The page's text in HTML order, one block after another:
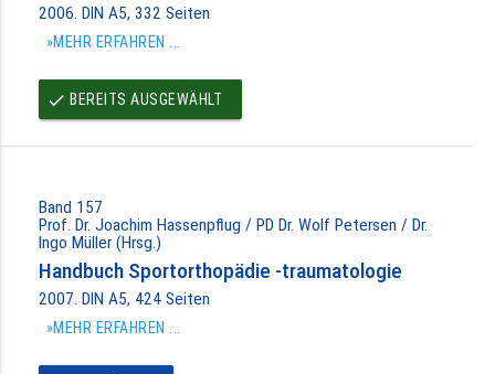
2006. DIN A5, 332 Seiten
»MEHR ERFAHREN ...
done BEREITS AUSGEWÄHLT
Band 157
Prof. Dr. Joachim Hassenpflug / PD Dr. Wolf Petersen / Dr.
Ingo Müller (Hrsg.)
Handbuch Sportorthopädie -traumatologie
2007. DIN A5, 424 Seiten
»MEHR ERFAHREN ...